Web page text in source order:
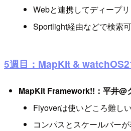
Webと連携してディープリ
Sportlight経由などで検索可
5週目：MapKit &
MapKit Framework!!：平井@
Flyoverは使いどころ難し
コンパスとスケールバー